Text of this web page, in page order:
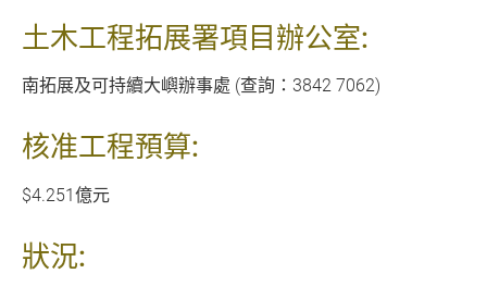
土木工程拓展署項目辦公室:
南拓展及可持續大嶼辦事處 (查詢：3842 7062)
核准工程預算:
$4.251億元
狀況: